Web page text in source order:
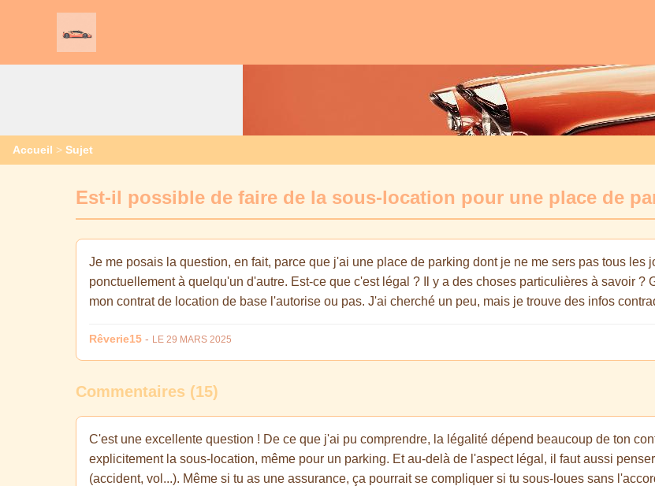
Accueil > Sujet
Est-il possible de faire de la sous-location pour une place de
Je me posais la question, en fait, parce que j'ai une place de parking dont je ne me sers pas tous les
ponctuellement à quelqu'un d'autre. Est-ce que c'est légal ? Il y a des choses particulières à savoir ?
mon contrat de location de base l'autorise ou pas. J'ai cherché un peu, mais je trouve des infos
Rêverie15 - LE 29 MARS 2025
Commentaires (15)
C'est une excellente question ! De ce que j'ai pu comprendre, la légalité dépend beaucoup de ton
explicitement la sous-location, même pour un parking. Et au-delà de l'aspect légal, il faut aussi
(accident, vol...). Même si tu as une assurance, ça pourrait se compliquer si tu sous-loues sans